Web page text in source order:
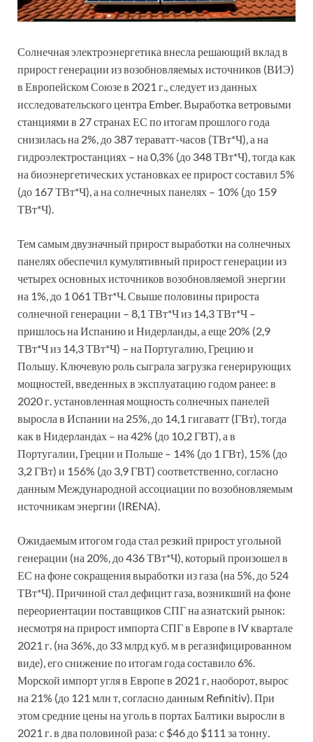
Солнечная электроэнергетика внесла решающий вклад в
прирост генерации из возобновляемых источников (ВИЭ)
в Европейском Союзе в 2021 г., следует из данных
исследовательского центра Ember. Выработка ветровыми
станциями в 27 странах ЕС по итогам прошлого года
снизилась на 2%, до 387 тераватт-часов (ТВт*Ч), а на
гидроэлектростанциях – на 0,3% (до 348 ТВт*Ч), тогда как
на биоэнергетических установках ее прирост составил 5%
(до 167 ТВт*Ч), а на солнечных панелях – 10% (до 159
ТВт*Ч).
Тем самым двузначный прирост выработки на солнечных
панелях обеспечил кумулятивный прирост генерации из
четырех основных источников возобновляемой энергии
на 1%, до 1 061 ТВт*Ч. Свыше половины прироста
солнечной генерации – 8,1 ТВт*Ч из 14,3 ТВт*Ч –
пришлось на Испанию и Нидерланды, а еще 20% (2,9
ТВт*Ч из 14,3 ТВт*Ч) – на Португалию, Грецию и
Польшу. Ключевую роль сыграла загрузка генерирующих
мощностей, введенных в эксплуатацию годом ранее: в
2020 г. установленная мощность солнечных панелей
выросла в Испании на 25%, до 14,1 гигаватт (ГВт), тогда
как в Нидерландах – на 42% (до 10,2 ГВТ), а в
Португалии, Греции и Польше – 14% (до 1 ГВт), 15% (до
3,2 ГВт) и 156% (до 3,9 ГВТ) соответственно, согласно
данным Международной ассоциации по возобновляемым
источникам энергии (IRENA).
Ожидаемым итогом года стал резкий прирост угольной
генерации (на 20%, до 436 ТВт*Ч), который произошел в
ЕС на фоне сокращения выработки из газа (на 5%, до 524
ТВт*Ч). Причиной стал дефицит газа, возникший на фоне
переориентации поставщиков СПГ на азиатский рынок:
несмотря на прирост импорта СПГ в Европе в IV квартале
2021 г. (на 36%, до 33 млрд куб. м в регазифицированном
виде), его снижение по итогам года составило 6%.
Морской импорт угля в Европе в 2021 г, наоборот, вырос
на 21% (до 121 млн т, согласно данным Refinitiv). При
этом средние цены на уголь в портах Балтики выросли в
2021 г. в два половиной раза: с $46 до $111 за тонну.